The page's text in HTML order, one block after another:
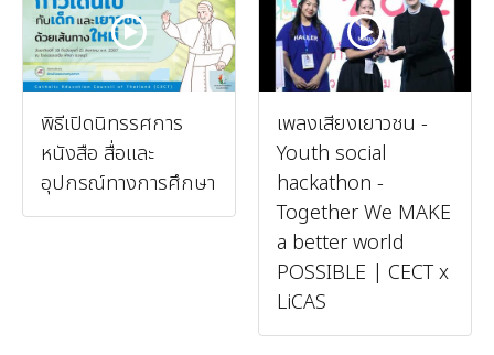
พิธีเปิดนิทรรศการ
หนังสือ สื่อและ
อุปกรณ์ทางการศึกษา
เพลงเสียงเยาวชน -
Youth social
hackathon -
Together We MAKE
a better world
POSSIBLE | CECT x
LiCAS